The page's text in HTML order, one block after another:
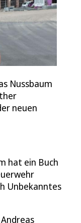
Nussbaum
neuen
hat ein Buch
Unbekanntes